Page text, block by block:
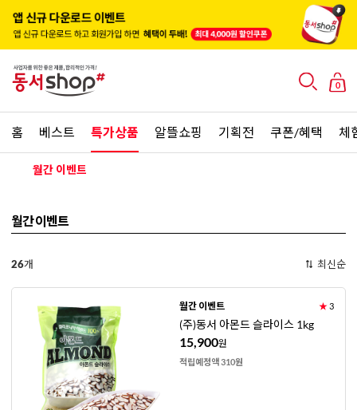
0
홈 베스트 특가상품 알뜰쇼핑 기획전 쿠폰/혜택 체
월간 이벤트
월간 이벤트
26개 최신순
월간 이벤트 ★3
(주)동서 아몬드 슬라이스 1kg
15,900원
적립예정액 310원